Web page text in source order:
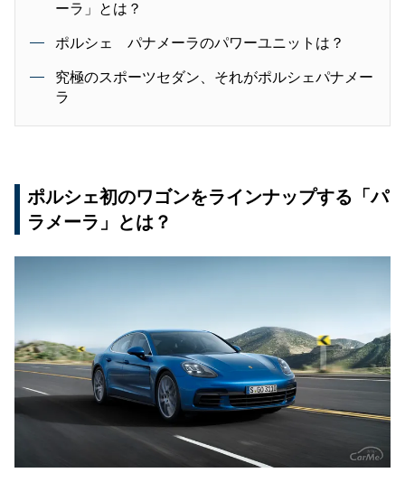
ーラ」とは？
ポルシェ パナメーラのパワーユニットは？
究極のスポーツセダン、それがポルシェパナメー
ラ
ポルシェ初のワゴンをラインナップする「パ
ラメーラ」とは？